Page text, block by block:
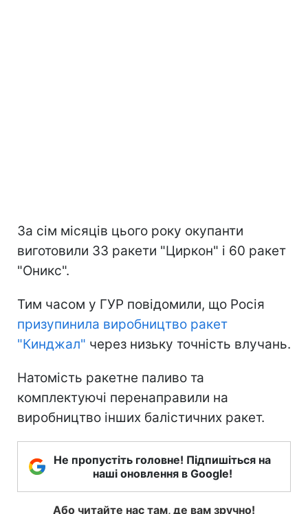
За сім місяців цього року окупанти
виготовили 33 ракети "Циркон" і 60 ракет
"Оникс".
Тим часом у ГУР повідомили, що Росія
призупинила виробництво ракет
"Кинджал" через низьку точність влучань.
Натомість ракетне паливо та
комплектуючі перенаправили на
виробництво інших балістичних ракет.
Не пропустіть головне! Підпишіться на
наші оновлення в Google!
Або читайте нас там, де вам зручно!